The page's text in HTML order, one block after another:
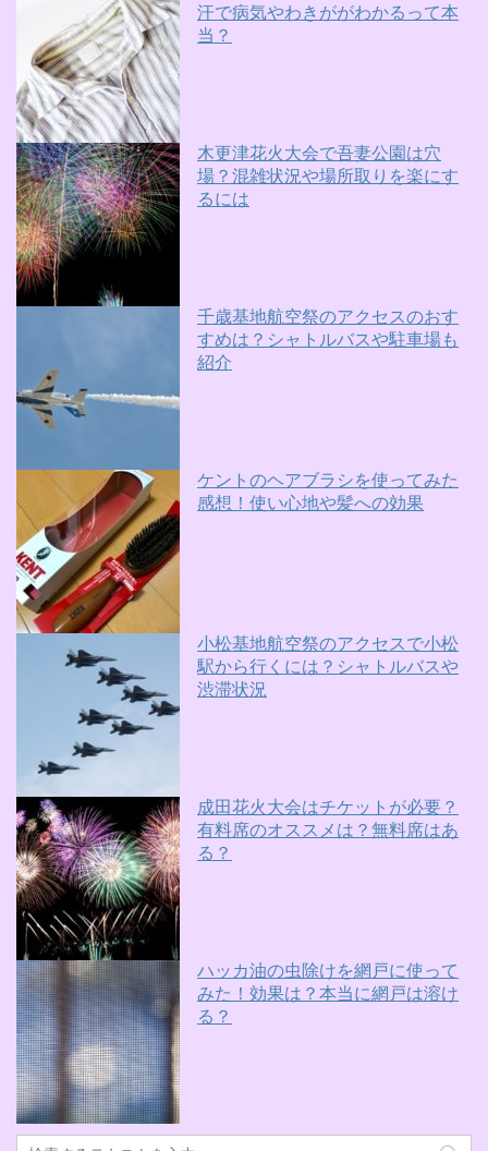
汗で病気やわきががわかるって本
当？
木更津花火大会で吾妻公園は穴
場？混雑状況や場所取りを楽にす
るには
千歳基地航空祭のアクセスのおす
すめは？シャトルバスや駐車場も
紹介
ケントのヘアブラシを使ってみた
感想！使い心地や髪への効果
小松基地航空祭のアクセスで小松
駅から行くには？シャトルバスや
渋滞状況
成田花火大会はチケットが必要？
有料席のオススメは？無料席はあ
る？
ハッカ油の虫除けを網戸に使って
みた！効果は？本当に網戸は溶け
る？